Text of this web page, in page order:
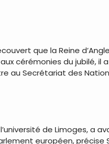
que la Reine
cérémonies du jubilé, il
au Secrétariat des
de Limoges, a
européen, précise